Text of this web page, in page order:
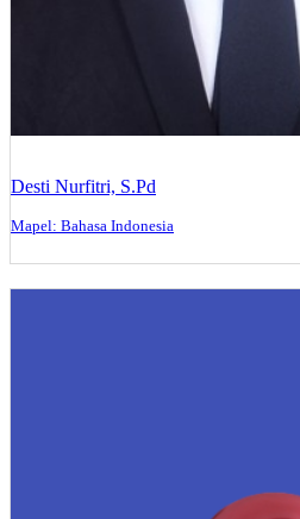
Desti Nurfitri, S.Pd
Mapel: Bahasa Indonesia